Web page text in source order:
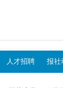
人才招聘 报社